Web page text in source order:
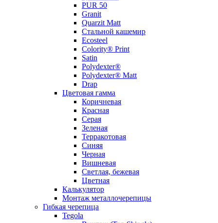
PUR 50
Granit
Quarzit Matt
Стальной кашемир
Ecosteel
Colority® Print
Satin
Polydexter®
Polydexter® Matt
Drap
Цветовая гамма
Коричневая
Красная
Серая
Зеленая
Терракотовая
Синяя
Черная
Вишневая
Светлая, бежевая
Цветная
Калькулятор
Монтаж металлочерепицы
Гибкая черепица
Tegola